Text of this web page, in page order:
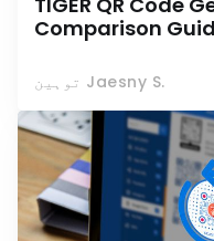
Comparison
توہین Jaesny S.